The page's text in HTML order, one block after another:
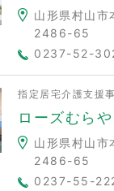
山形県村山市
2486-65
0237-52-
指定居宅介護支援
ローズむらや
山形県村山市
2486-65
0237-55-